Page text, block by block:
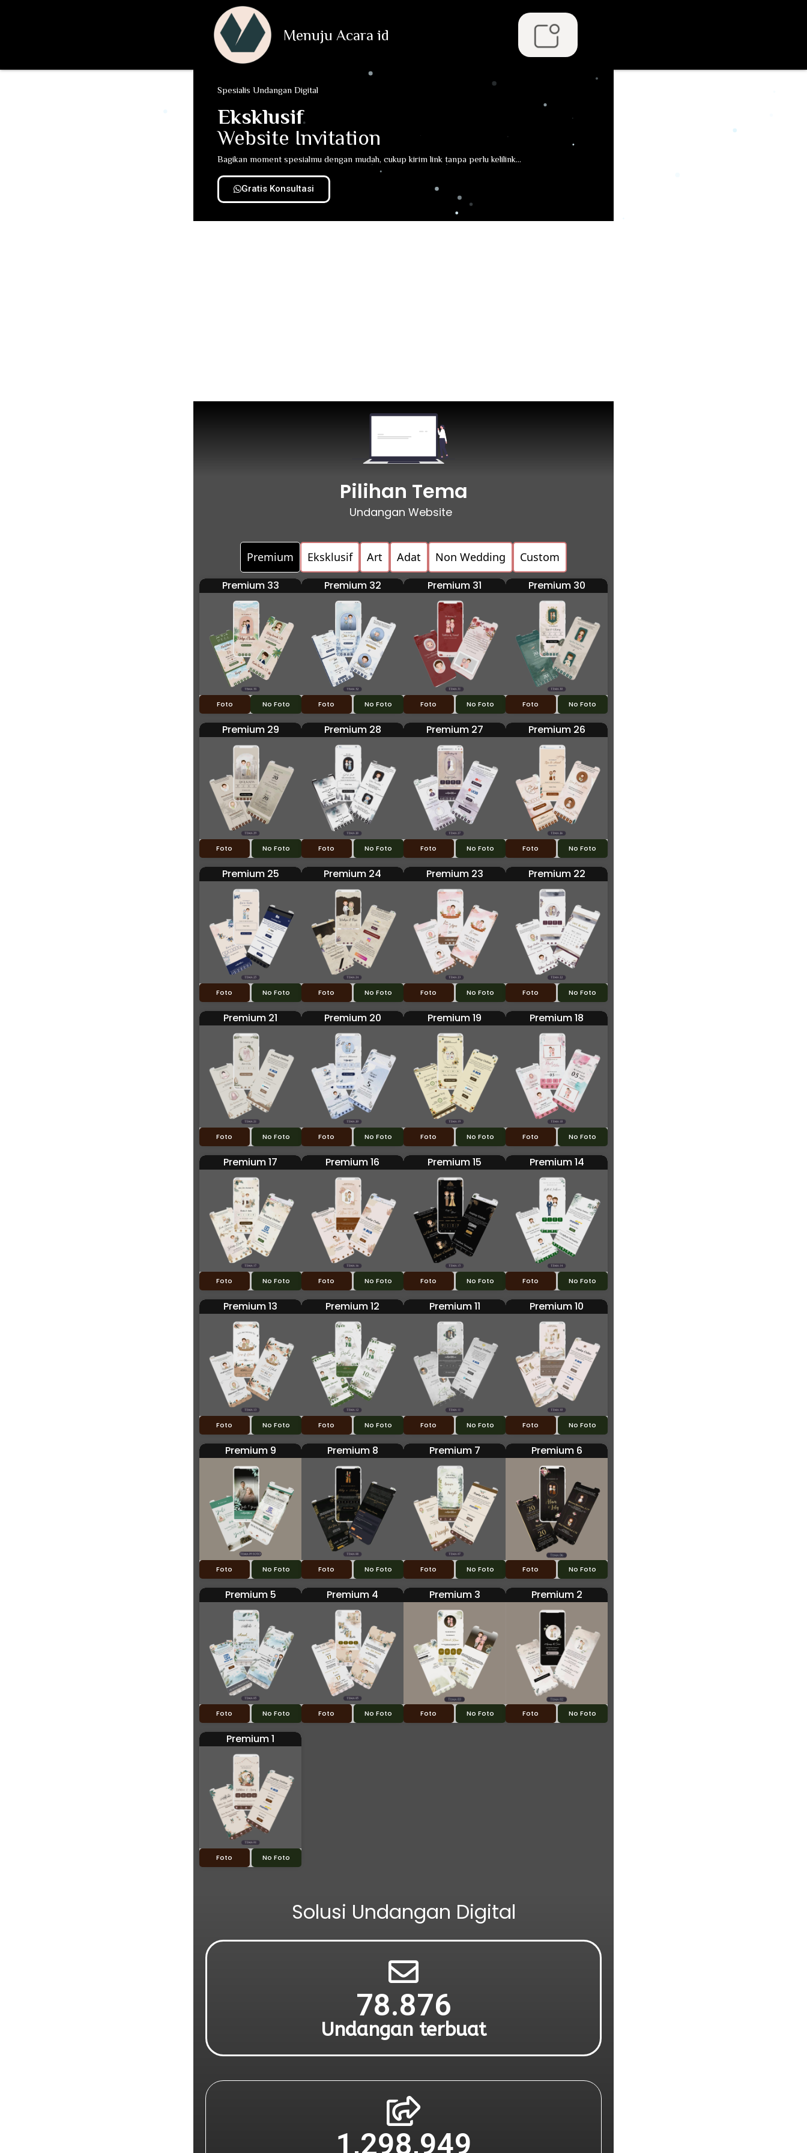
Menuju Acara id
Spesialis Undangan Digital
Eksklusif
Website Invitation
Bagikan moment spesialmu dengan mudah, cukup kirim link tanpa perlu kelilink...
Gratis Konsultasi
Pilihan Tema
Undangan Website
Premium Eksklusif Art Adat Non Wedding Custom
Premium 33
Foto No Foto
Premium 32
Foto No Foto
Premium 31
Foto No Foto
Premium 30
Foto No Foto
Premium 29
Foto No Foto
Premium 28
Foto No Foto
Premium 27
Foto No Foto
Premium 26
Foto No Foto
Premium 25
Foto No Foto
Premium 24
Foto No Foto
Premium 23
Foto No Foto
Premium 22
Foto No Foto
Premium 21
Foto No Foto
Premium 20
Foto No Foto
Premium 19
Foto No Foto
Premium 18
Foto No Foto
Premium 17
Foto No Foto
Premium 16
Foto No Foto
Premium 15
Foto No Foto
Premium 14
Foto No Foto
Premium 13
Foto No Foto
Premium 12
Foto No Foto
Premium 11
Foto No Foto
Premium 10
Foto No Foto
Premium 9
Foto No Foto
Premium 8
Foto No Foto
Premium 7
Foto No Foto
Premium 6
Foto No Foto
Premium 5
Foto No Foto
Premium 4
Foto No Foto
Premium 3
Foto No Foto
Premium 2
Foto No Foto
Premium 1
Foto No Foto
Solusi Undangan Digital
78.879
Undangan terbuat
1,298,949